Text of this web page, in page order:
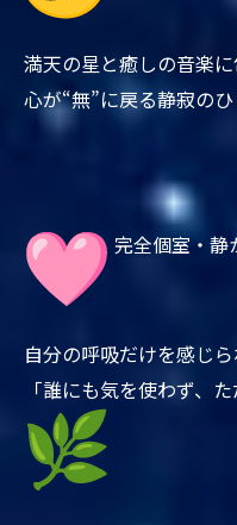
満天の星と癒しの音楽に
心が“無”に戻る静寂の
完全個室・静
自分の呼吸だけを感じら
「誰にも気を使わず、